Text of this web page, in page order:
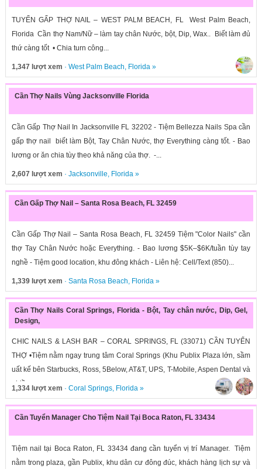
TUYỂN GẤP THỢ NAIL – WEST PALM BEACH, FL West Palm Beach,
Florida Cần thợ Nam/Nữ – làm tay chân Nước, bột, Dip, Wax.. Biết làm đủ
thứ càng tốt • Chia turn công...
1,347 lượt xem · West Palm Beach, Florida»
Cần Thợ Nails Vùng Jacksonville Florida
Cần Gấp Thợ Nail In Jacksonville FL 32202 - Tiệm Bellezza Nails Spa cần
gấp thợ nail biết làm Bột, Tay Chân Nước, thợ Everything càng tốt. - Bao
lương or ăn chia tùy theo khả năng của thợ. -...
2,607 lượt xem · Jacksonville, Florida»
Cần Gấp Thợ Nail – Santa Rosa Beach, FL 32459
Cần Gấp Thợ Nail – Santa Rosa Beach, FL 32459 Tiệm "Color Nails" cần
thợ Tay Chân Nước hoặc Everything. - Bao lương $5K–$6K/tuần tùy tay
nghề - Tiệm good location, khu đông khách - Liên hệ: Cell/Text (850)...
1,339 lượt xem · Santa Rosa Beach, Florida»
Cần Thợ Nails Coral Springs, Florida - Bột, Tay chân nước, Dip, Gel,
Design,
CHIC NAILS & LASH BAR – CORAL SPRINGS, FL (33071) CẦN TUYỂN
THỢ •Tiệm nằm ngay trung tâm Coral Springs (Khu Publix Plaza lớn, sầm
uất kế bên Starbucks, Ross, 5Below, AT&T, UPS, T-Mobile, Aspen Dental và
nhiều...
1,334 lượt xem · Coral Springs, Florida»
Cần Tuyển Manager Cho Tiệm Nail Tại Boca Raton, FL 33434
Tiệm nail tại Boca Raton, FL 33434 đang cần tuyển vị trí Manager. Tiệm
nằm trong plaza, gần Publix, khu dân cư đông đúc, khách hàng lịch sự và